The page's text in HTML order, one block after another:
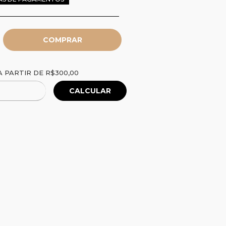
R$300,00
Alterar CEP
PARTIR DE R$300,00
CALCULAR